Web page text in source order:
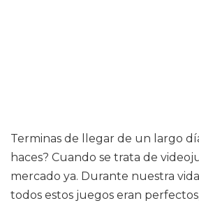
Terminas de llegar de un largo
haces? Cuando se trata de
mercado ya. Durante nuestra
todos estos juegos eran